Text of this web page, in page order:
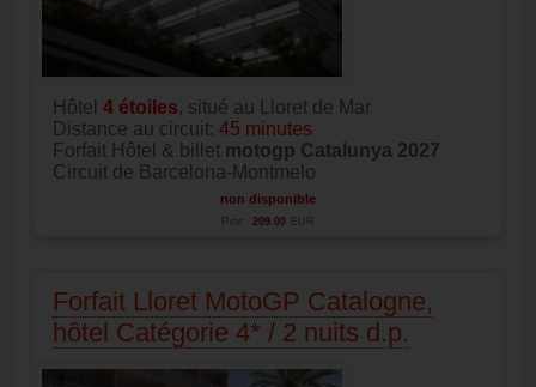
Hôtel 4 étoiles, situé au Lloret de Mar
Distance au circuit: 45 minutes
Forfait Hôtel & billet motogp Catalunya 2027
Circuit de Barcelona-Montmelo
non disponible
Prix: 209.00 EUR
Forfait Lloret MotoGP Catalogne,
hôtel Catégorie 4* / 2 nuits d.p.